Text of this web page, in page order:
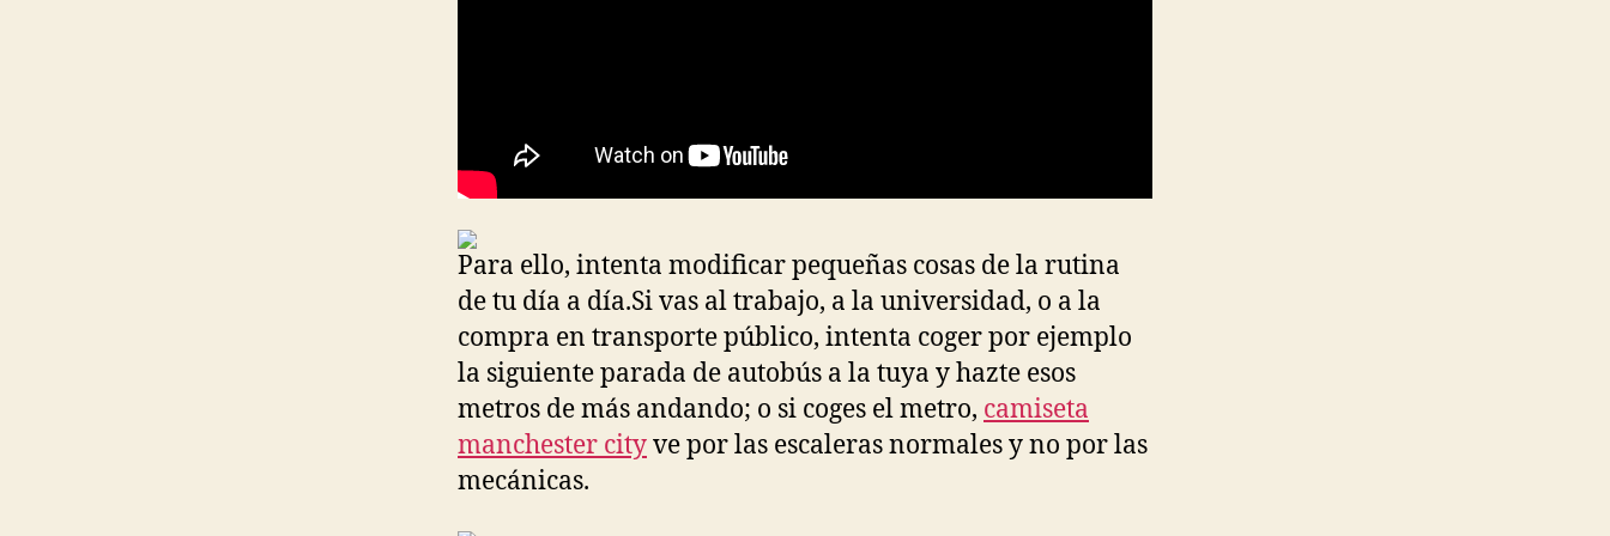
Para ello, intenta modificar pequeñas cosas de la rutina
de tu día a día.Si vas al trabajo, a la universidad, o a la
compra en transporte público, intenta coger por ejemplo
la siguiente parada de autobús a la tuya y hazte esos
metros de más andando; o si coges el metro, camiseta
manchester cityve por las escaleras normales y no por las
mecánicas.